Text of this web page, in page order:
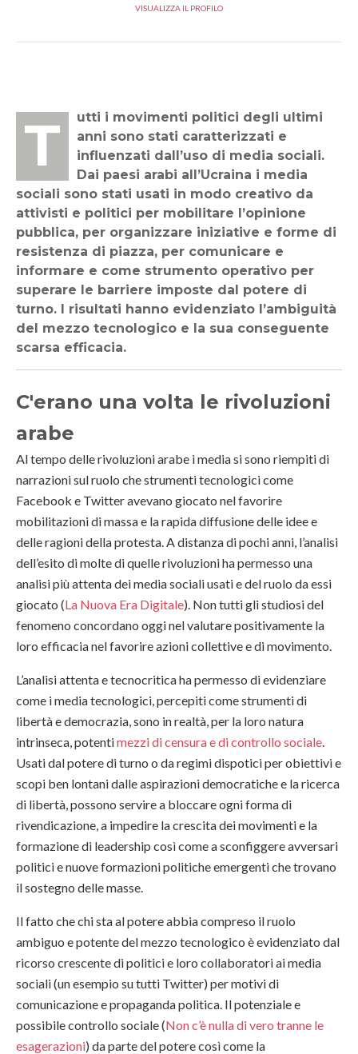
VISUALIZZA IL PROFILO
Tutti i movimenti politici degli ultimi
anni sono stati caratterizzati e
influenzati dall’uso di media sociali.
Dai paesi arabi all’Ucraina i media
sociali sono stati usati in modo creativo da
attivisti e politici per mobilitare l’opinione
pubblica, per organizzare iniziative e forme di
resistenza di piazza, per comunicare e
informare e come strumento operativo per
superare le barriere imposte dal potere di
turno. I risultati hanno evidenziato l’ambiguità
del mezzo tecnologico e la sua conseguente
scarsa efficacia.
C'erano una volta le rivoluzioni
arabe
Al tempo delle rivoluzioni arabe i media si sono riempiti di
narrazioni sul ruolo che strumenti tecnologici come
Facebook e Twitter avevano giocato nel favorire
mobilitazioni di massa e la rapida diffusione delle idee e
delle ragioni della protesta. A distanza di pochi anni, l’analisi
dell’esito di molte di quelle rivoluzioni ha permesso una
analisi più attenta dei media sociali usati e del ruolo da essi
giocato (La Nuova Era Digitale). Non tutti gli studiosi del
fenomeno concordano oggi nel valutare positivamente la
loro efficacia nel favorire azioni collettive e di movimento.
L’analisi attenta e tecnocritica ha permesso di evidenziare
come i media tecnologici, percepiti come strumenti di
libertà e democrazia, sono in realtà, per la loro natura
intrinseca, potentimezzi di censura e di controllo sociale.
Usati dal potere di turno o da regimi dispotici per obiettivi e
scopi ben lontani dalle aspirazioni democratiche e la ricerca
di libertà, possono servire a bloccare ogni forma di
rivendicazione, a impedire la crescita dei movimenti e la
formazione di leadership così come a sconfiggere avversari
politici e nuove formazioni politiche emergenti che trovano
il sostegno delle masse.
Il fatto che chi sta al potere abbia compreso il ruolo
ambiguo e potente del mezzo tecnologico è evidenziato dal
ricorso crescente di politici e loro collaboratori ai media
sociali (un esempio su tutti Twitter) per motivi di
comunicazione e propaganda politica. Il potenziale e
possibile controllo sociale (Non c’è nulla di vero tranne le
esagerazioni) da parte del potere così come la